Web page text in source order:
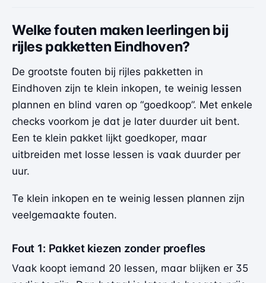
Welke fouten maken leerlingen bij
rijles pakketten Eindhoven?
De grootste fouten bij rijles pakketten in
Eindhoven zijn te klein inkopen, te weinig lessen
plannen en blind varen op “goedkoop”. Met enkele
checks voorkom je dat je later duurder uit bent.
Een te klein pakket lijkt goedkoper, maar
uitbreiden met losse lessen is vaak duurder per
uur.
Te klein inkopen en te weinig lessen plannen zijn
veelgemaakte fouten.
Fout 1: Pakket kiezen zonder proefles
Vaak koopt iemand 20 lessen, maar blijken er 35